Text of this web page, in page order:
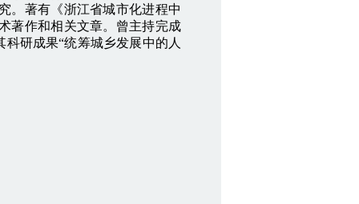
。著有《浙江省城市化进程中
著作和相关文章。曾主持完成
研成果“统筹城乡发展中的人